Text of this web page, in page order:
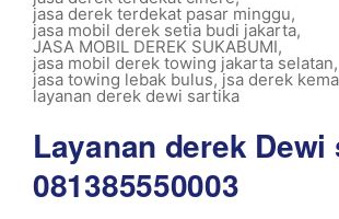
jasa derek terdekat pasar minggu,
jasa mobil derek setia budi jakarta,
JASA MOBIL DEREK SUKABUMI,
jasa mobil derek towing jakarta selatan,
jasa towing lebak bulus,jsa derek
layanan derek dewi sartika
Layanan derek
081385550003